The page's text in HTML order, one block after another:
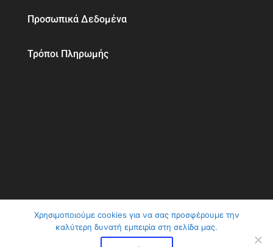
Προσωπικά Δεδομένα
Τρόποι Πληρωμής
ClimaVer Αβραμίδης | Αλλάζουμε το κλίμα στη
ζωή σας © 2026
Χρησιμοποιούμε cookies για να σας προσφέρουμε την
καλύτερη δυνατή εμπειρία στη σελίδα μας.